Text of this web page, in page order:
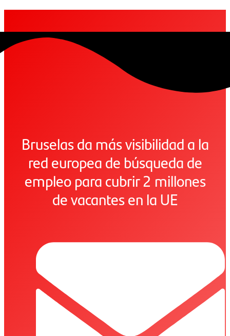
Bruselas da más visibilidad a la
red europea de búsqueda de
empleo para cubrir 2 millones
de vacantes en la UE